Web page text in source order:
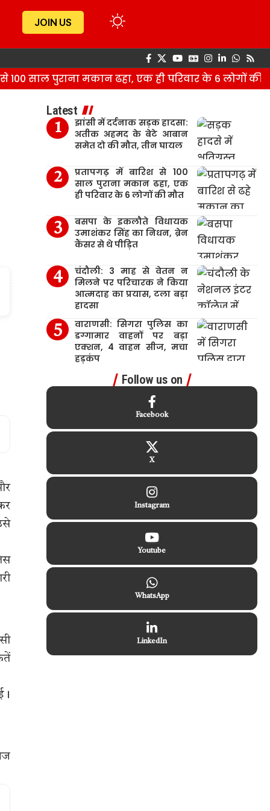
JOIN US
साल पुराना मकान ढहा, एक ही परिवार के 6 लोगों की मौत
Latest
झांसी में दर्दनाक सड़क हादसा:
अतीक अहमद के बेटे आबान
समेत दो की मौत, तीन घायल
प्रतापगढ़ में बारिश से 100
साल पुराना मकान ढहा, एक
ही परिवार के 6 लोगों की मौत
बसपा के इकलौते विधायक
उमाशंकर सिंह का निधन, ब्रेन
कैंसर से थे पीड़ित
चंदौली: 3 माह से वेतन न
मिलने पर परिचारक ने किया
आत्मदाह का प्रयास, टला बड़ा
हादसा
वाराणसी: सिगरा पुलिस का
डग्गामार वाहनों पर बड़ा
एक्शन, 4 वाहन सीज, मचा
हड़कंप
Follow us on
Facebook
X
Instagram
Youtube
WhatsApp
LinkedIn